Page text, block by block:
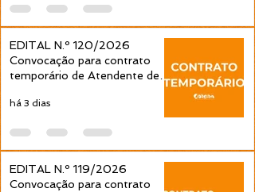
EDITAL N.º 120/2026
Convocação para contrato
temporário de Atendente de
pela Prefeitura de Cidreira
há 3 dias
EDITAL N.º 119/2026
Convocação para contrato